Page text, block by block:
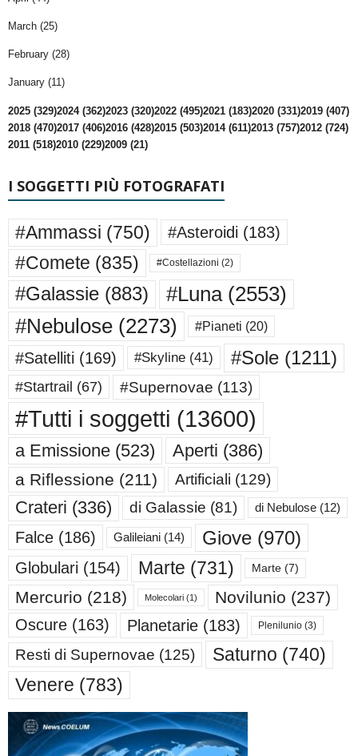
March (25)
February (28)
January (11)
2025 (329)2024 (362)2023 (320)2022 (495)2021 (183)2020 (331)2019 (407)
2018 (470)2017 (406)2016 (428)2015 (503)2014 (611)2013 (757)2012 (724)
2011 (518)2010 (229)2009 (21)
I SOGGETTI PIÙ FOTOGRAFATI
#Ammassi (750) #Asteroidi (183)
#Comete (835) #Costellazioni (2)
#Galassie (883) #Luna(2553)
#Nebulose (2273) #Pianeti (20)
#Satelliti (169) #Skyline (41) #Sole (1211)
#Startrail (67) #Supernovae (113)
#Tutti i soggetti (13600)
a Emissione (523) Aperti (386)
a Riflessione (211) Artificiali (129)
Crateri (336) di Galassie (81) di Nebulose (12)
Falce (186) Galileiani (14) Giove (970)
Globulari (154) Marte (731) Marte (7)
Mercurio (218) Molecolari (1) Novilunio (237)
Oscure (163) Planetarie (183) Plenilunio (3)
Resti di Supernovae (125) Saturno (740)
Venere (783)